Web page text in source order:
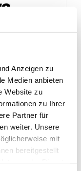
Anzeigen zu
Medien anbieten
Website zu
zu Ihrer
Partner für
weiter. Unsere
mit
bereitgestellt